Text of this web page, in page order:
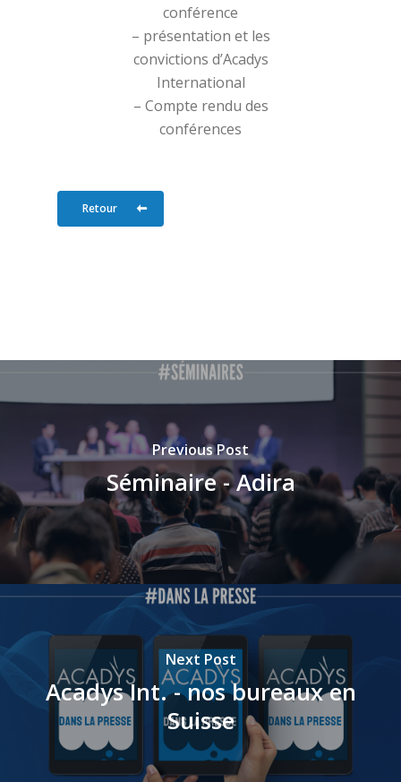
conférence
– présentation et les
convictions d’Acadys
International
– Compte rendu des
conférences
Retour
Previous Post
Séminaire - Adira
Next Post
Acadys Int. - nos bureaux en
Suisse